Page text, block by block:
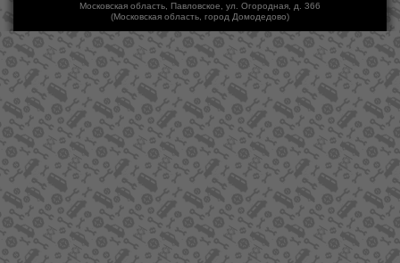
Московская область, Павловское, ул. Огородная, д. 366
(Московская область, город Домодедово)